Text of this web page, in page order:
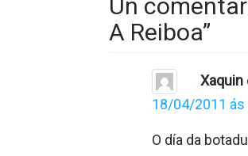
Un
A Reiboa”
Xaquin
18/04/2011 ás
O día da